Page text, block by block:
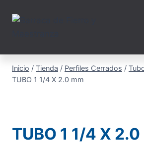
Inicio / Tienda / Perfiles Cerrados /
TUBO 1 1/4 X 2.0 mm
TUBO 1 1/4 X